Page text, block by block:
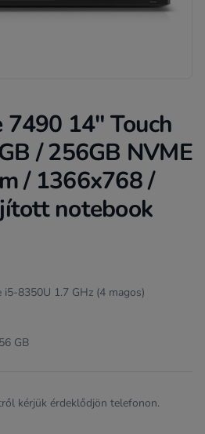
14" Touch
/ 256GB NVME
/ 1366x768 /
notebook
i5-8350U 1.7 GHz (4 magos)
GB
kérjük érdeklődjön telefonon.